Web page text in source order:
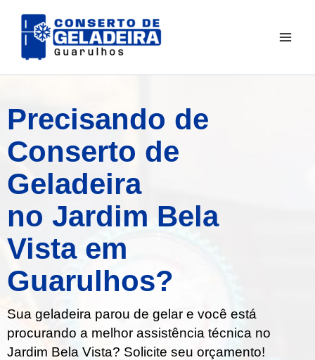
para
Precisando de
Conserto de
Geladeira
no Jardim Bela
Vista em
Guarulhos?
Sua geladeira parou de gelar e você está
procurando a melhor assistência técnica no
Jardim Bela Vista? Solicite seu orçamento!